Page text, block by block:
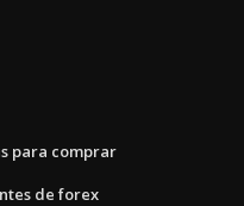
para comprar
de forex